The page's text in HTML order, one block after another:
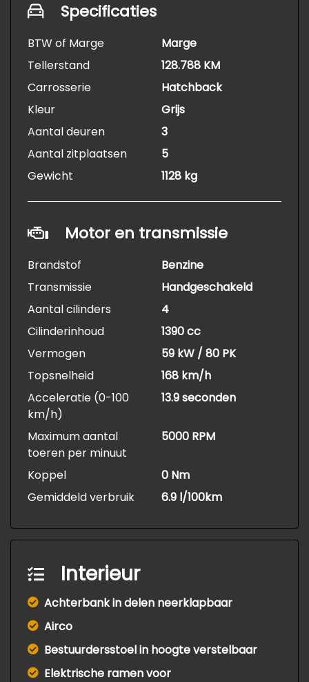
Specificaties
BTW of Marge
Marge
Tellerstand
128.788 KM
Carrosserie
Hatchback
Kleur
Grijs
Aantal deuren
3
Aantal zitplaatsen
5
Gewicht
1128 kg
Motor en transmissie
Brandstof
Benzine
Transmissie
Handgeschakeld
Aantal cilinders
4
Cilinderinhoud
1390 cc
Vermogen
59 kW / 80 PK
Topsnelheid
168 km/h
Acceleratie (0-100
km/h)
13.9 seconden
Maximum aantal
toeren per minuut
5000 RPM
Koppel
0 Nm
Gemiddeld verbruik
6.9 l/100km
Interieur
Achterbank in delen neerklapbaar
Airco
Bestuurdersstoel in hoogte verstelbaar
Elektrische ramen voor